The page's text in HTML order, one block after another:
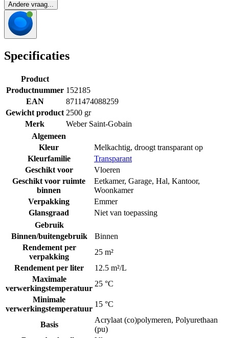
Andere vraag...
Specificaties
Product
Productnummer 152185
EAN
8711474088259
Gewicht product 2500 gr
Merk
Weber Saint-Gobain
Algemeen
Kleur
Melkachtig, droogt transparant op
Kleurfamilie
Transparant
Geschikt voor
Vloeren
Geschikt voor ruimte
binnen
Eetkamer, Garage, Hal, Kantoor,
Woonkamer
Verpakking
Emmer
Glansgraad
Niet van toepassing
Gebruik
Binnen/buitengebruik
Binnen
Rendement per
verpakking
25 m²
Rendement per liter
12.5 m²/L
Maximale
verwerkingstemperatuur
25 °C
Minimale
verwerkingstemperatuur
15 °C
Basis
Acrylaat (co)polymeren, Polyurethaan
(pu)